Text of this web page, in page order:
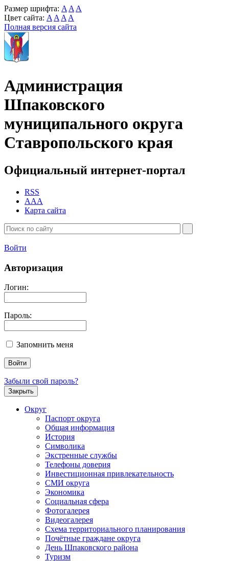
Размер шрифта: A A A
Цвет сайта: A A A A
Полная версия сайта
Администрация
Шпаковского
муниципального округа
Ставропольского края
Официальный интернет-портал
RSS
AAA
Карта сайта
Войти
Авторизация
Логин:
Пароль:
Запомнить меня
Забыли свой пароль?
Закрыть
Округ
Паспорт округа
Общая информация
История
Символика
Экстренные службы
Телефоны доверия
Инвестиционная привлекательность
СМИ округа
Экономика
Социальная сфера
Фотогалерея
Видеогалерея
Схема территориального планирования
Почётные граждане округа
День Шпаковского района
Туризм